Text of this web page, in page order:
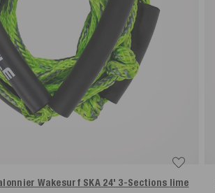
Wakesurf SKA 24' 3-Sections lime